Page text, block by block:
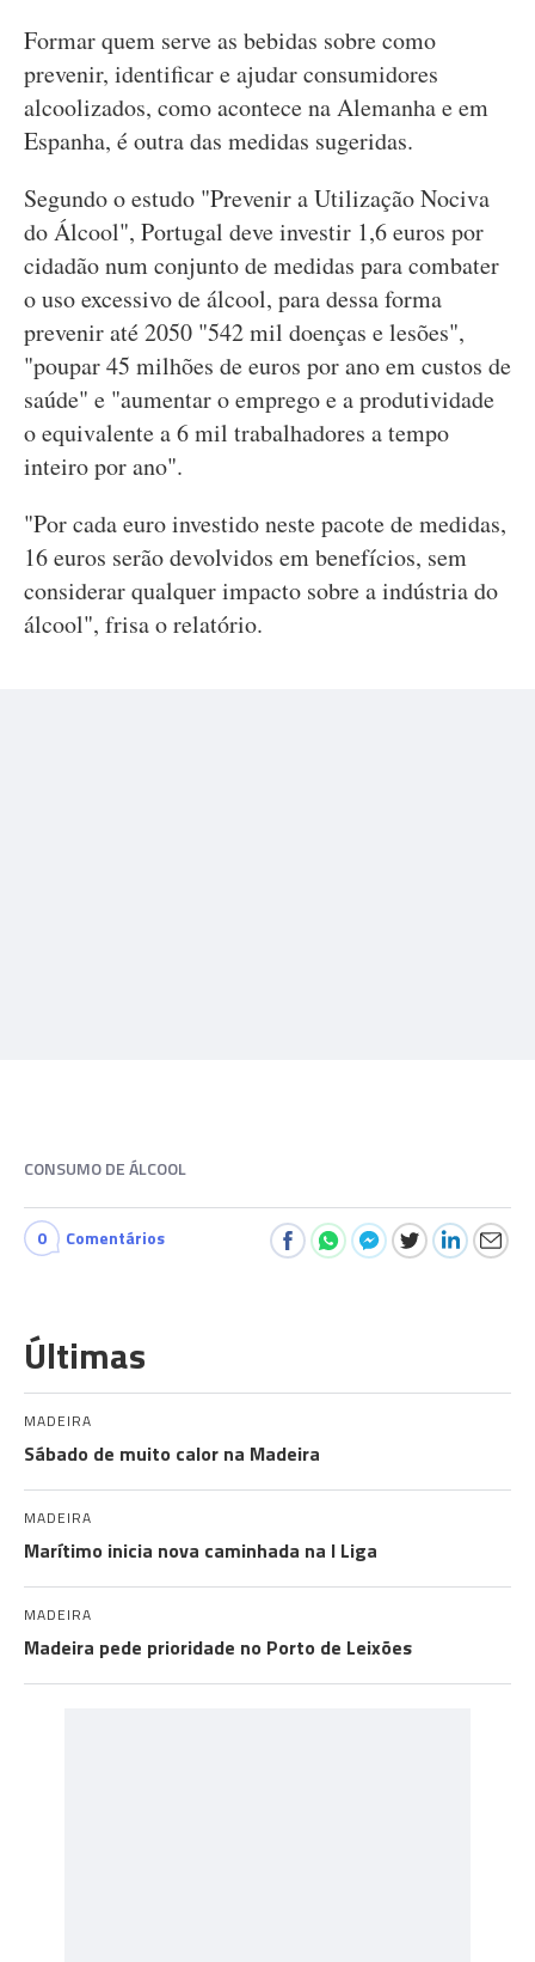
Formar quem serve as bebidas sobre como
prevenir, identificar e ajudar consumidores
alcoolizados, como acontece na Alemanha e em
Espanha, é outra das medidas sugeridas.
Segundo o estudo "Prevenir a Utilização Nociva
do Álcool", Portugal deve investir 1,6 euros por
cidadão num conjunto de medidas para combater
o uso excessivo de álcool, para dessa forma
prevenir até 2050 "542 mil doenças e lesões",
"poupar 45 milhões de euros por ano em custos de
saúde" e "aumentar o emprego e a produtividade
o equivalente a 6 mil trabalhadores a tempo
inteiro por ano".
"Por cada euro investido neste pacote de medidas,
16 euros serão devolvidos em benefícios, sem
considerar qualquer impacto sobre a indústria do
álcool", frisa o relatório.
CONSUMO DE ÁLCOOL
0 Comentários
Últimas
MADEIRA
Sábado de muito calor na Madeira
MADEIRA
Marítimo inicia nova caminhada na I Liga
MADEIRA
Madeira pede prioridade no Porto de Leixões